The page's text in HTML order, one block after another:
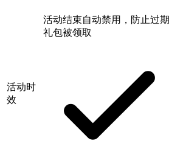
活动时
效
活动结束自动禁用，防止过期
礼包被领取